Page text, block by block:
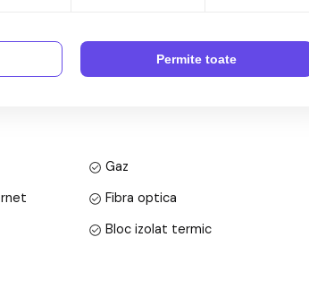
Gaz
Fibra optica
Bloc izolat termic
Permite toate